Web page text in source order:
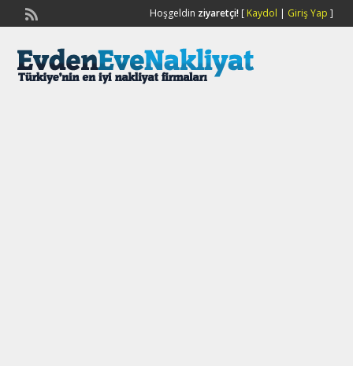
Hoşgeldin ziyaretçi![ Kaydol | Giriş Yap ]